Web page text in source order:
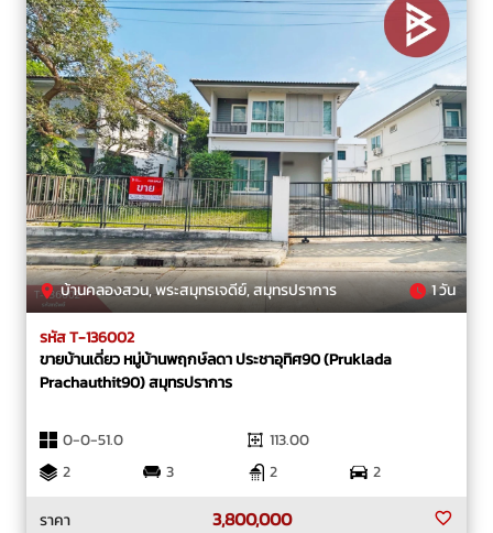
บ้านคลองสวน, พระสมุทรเจดีย์, สมุทรปราการ 1 วัน
รหัส T-136002
ขายบ้านเดี่ยว หมู่บ้านพฤกษ์ลดา ประชาอุทิศ90 (Pruklada
Prachauthit90) สมุทรปราการ
0-0-51.0
113.00
2
3 2
2
ราคา
3,800,000